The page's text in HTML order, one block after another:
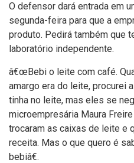
O defensor dará entrada em
segunda-feira para que a
produto. Pedirá também que
laboratório independente.
â€œBebi o leite com café.
amargo era do leite, procurei
tinha no leite, mas eles se
microempresária Maura
trocaram as caixas de leite e
receita. Mas o que quero é
bebiâ€.